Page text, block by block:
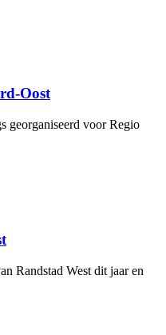
Oost
georganiseerd voor Regio
Randstad West dit jaar en